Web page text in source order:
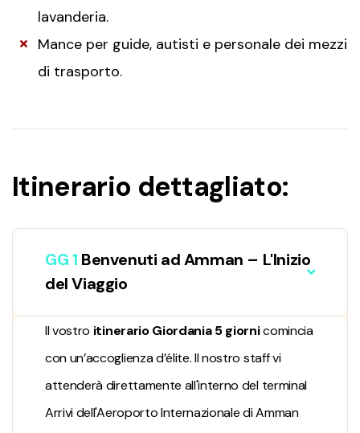
lavanderia.
Mance per guide, autisti e personale dei mezzi
di trasporto.
Itinerario dettagliato:
GG 1 Benvenuti ad Amman – L'Inizio
del Viaggio
Il vostro itinerario Giordania 5 giornicomincia
con un’accoglienza d’élite. Il nostro staff vi
attenderà direttamente all'interno del terminal
Arrivi dell'Aeroporto Internazionale di Amman